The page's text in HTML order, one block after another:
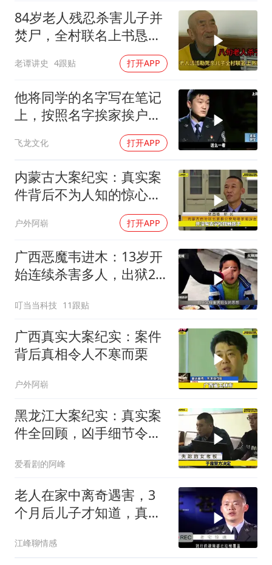
乐享全民健身 共筑健康中国
84岁老人残忍杀害儿子并
焚尸，全村联名上书恳求
轻判，得知缘由警察心疼
落泪
老谭讲史 4跟贴 打开APP
他将同学的名字写在笔记
上，按照名字挨家挨户去
飞龙文化 打开APP
内蒙古大案纪实：真实案
件背后不为人知的惊心真
户外阿崭 打开APP
广西恶魔韦进木：13岁开
始连续杀害多人，出狱2
叮当当科技 11跟贴
广西真实大案纪实：案件
背后真相令人不寒而栗
户外阿崭
黑龙江大案纪实：真实案
件全回顾，凶手细节令人
爱看剧的阿峰
老人在家中离奇遇害，3
个月后儿子才知道，真相
江峰聊情感